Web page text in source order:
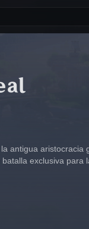
antigua
exclusiva para